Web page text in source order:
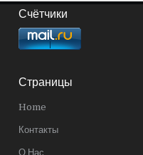
Счётчики
Страницы
Home
Контакты
О Нас